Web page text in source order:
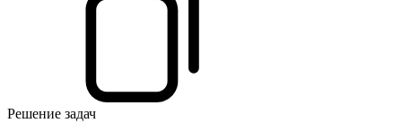
Решение задач